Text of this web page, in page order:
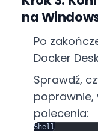
na
Po
Docker
Sprawdź,
poprawnie,
polecenia:
Shell